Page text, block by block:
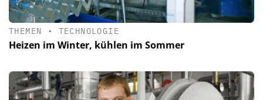
THEMEN • TECHNOLOGIE
Heizen im Winter, kühlen im Sommer